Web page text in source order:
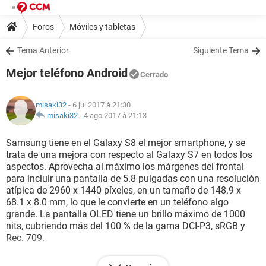
Foros Móviles y tabletas
Tema Anterior Siguiente Tema
Mejor teléfono Android Cerrado
misaki32 - 6 jul 2017 à 21:30
misaki32 - 4 ago 2017 à 21:13
Samsung tiene en el Galaxy S8 el mejor smartphone, y se
trata de una mejora con respecto al Galaxy S7 en todos los
aspectos. Aprovecha al máximo los márgenes del frontal
para incluir una pantalla de 5.8 pulgadas con una resolución
atípica de 2960 x 1440 píxeles, en un tamaño de 148.9 x
68.1 x 8.0 mm, lo que le convierte en un teléfono algo
grande. La pantalla OLED tiene un brillo máximo de 1000
nits, cubriendo más del 100 % de la gama DCI-P3, sRGB y
Rec. 709.
LG ha cambiado totalmente el diseño del G6 con respecto a